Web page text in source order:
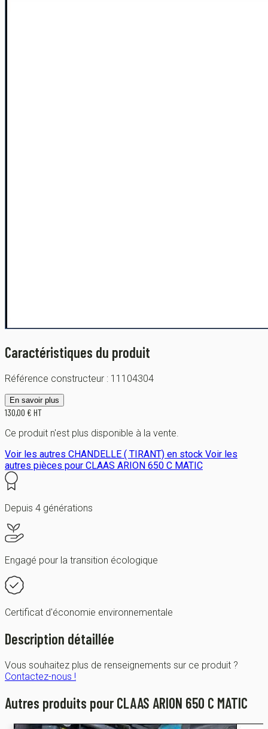
Caractéristiques du produit
Référence constructeur : 11104304
En savoir plus
130,00 € HT
Ce produit n'est plus disponible à la vente.
Voir les autres CHANDELLE ( TIRANT) en stock Voir les
autres pièces pour CLAAS ARION 650 C MATIC
Depuis 4 générations
Engagé pour la transition écologique
Certificat d'économie environnementale
Description détaillée
Vous souhaitez plus de renseignements sur ce produit ?
Contactez-nous !
Autres produits pour CLAAS ARION 650 C MATIC